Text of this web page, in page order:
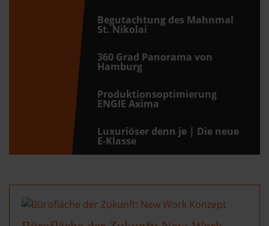
Begutachtung des Mahnmal
St. Nikolai
360 Grad Panorama von
Hamburg
Produktionsoptimierung
ENGIE Axima
Luxuriöser denn je | Die neue
E-Klasse